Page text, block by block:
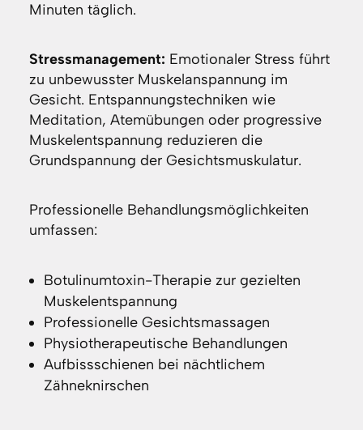
Minuten täglich.
Stressmanagement: Emotionaler Stress führt
zu unbewusster Muskelanspannung im
Gesicht. Entspannungstechniken wie
Meditation, Atemübungen oder progressive
Muskelentspannung reduzieren die
Grundspannung der Gesichtsmuskulatur.
Professionelle Behandlungsmöglichkeiten
umfassen:
Botulinumtoxin-Therapie zur gezielten
Muskelentspannung
Professionelle Gesichtsmassagen
Physiotherapeutische Behandlungen
Aufbissschienen bei nächtlichem
Zähneknirschen